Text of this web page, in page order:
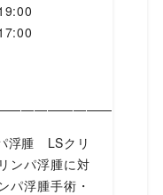
浮腫 LSクリ
ンパ浮腫に対
パ浮腫手術・